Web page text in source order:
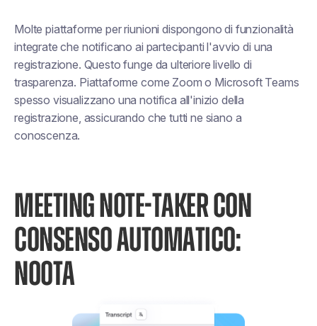
Molte piattaforme per riunioni dispongono di funzionalità
integrate che notificano ai partecipanti l'avvio di una
registrazione. Questo funge da ulteriore livello di
trasparenza. Piattaforme come Zoom o Microsoft Teams
spesso visualizzano una notifica all'inizio della
registrazione, assicurando che tutti ne siano a
conoscenza.
MEETING NOTE-TAKER CON
CONSENSO AUTOMATICO:
NOOTA